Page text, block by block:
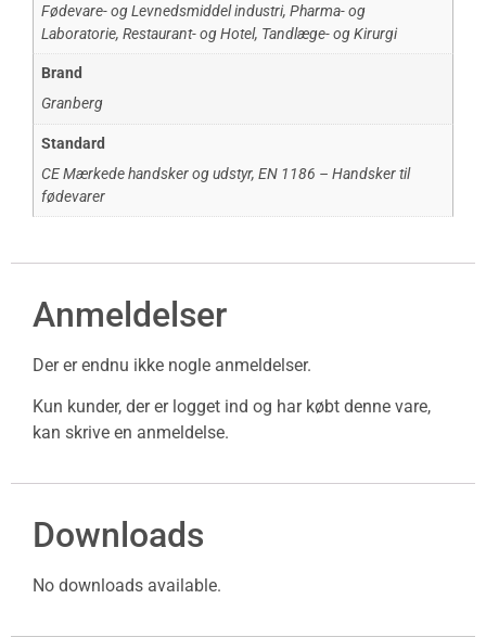
Fødevare- og Levnedsmiddel industri,Pharma- og
Laboratorie,Restaurant- og Hotel, Tandlæge- og Kirurgi
Brand
Granberg
Standard
CE Mærkede handsker og udstyr,EN 1186 – Handsker til
fødevarer
Anmeldelser
Der er endnu ikke nogle anmeldelser.
Kun kunder, der er logget ind og har købt denne vare,
kan skrive en anmeldelse.
Downloads
No downloads available.